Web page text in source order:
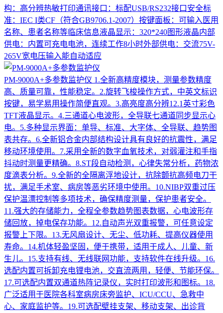
构：高分辨热敏打印通讯接口：标配USB/RS232接口安全标
准：IEC I类CF（符合GB9706.1-2007）按键面板：可输入医用
名称、患者名称等临床信息液晶显示：320*240图形液晶内部
供电：内置可充电电池，连续工作8小时外部供电：交流75V-
265V宽电压输入能自动适应
PM-9000A+多参数监护仪 1.全新高精度模块，测量参数精度
高、质量可靠，性能稳定。2.旋转飞梭操作方式，中英文标识
按键，易学易用操作简便直观。3.高亮度高分辨12.1英寸彩色
TFT液晶显示。4.三通道心电波形，全导联七通道同步显示心
电。5.多种显示界面：单导、标准、大字体、全导联、趋势图
表共存。6.全新铝合金内部结构设计具有良好的抗震性，满足
移动环境使用。7.采用全新的数字血氧技术，对弱灌注和手指
抖动时测量更精确。8.ST段自动检测，心律失常分析，药物浓
度滴表分析。9.全新的全隔离浮地设计，抗除颤抗高频电刀干
扰，满足手术室、病房等恶劣环境中使用。10.NIBP双重过压
保护温漂控制等多项技术，确保精度测量，保护患者安全。
11.强大的存储能力，全程全参数趋势图表数据，心电波形存
储回放，掉电保存功能。12.自动声光双重报警，可任意设定
报警上下限。13.无风扇设计、无尘、低功耗、提高仪器使用
寿命。14.机体轻盈坚固，便于携带，适用于成人、儿童、新
生儿。15.支持有线、无线联网功能，支持软件在线升级。16.
选配内置可拆卸充电锂电池，交直流两用，轻便、节能环保。
17.可选配内置双通道热阵记录仪，实时打印波形和图标。18.
广泛适用于医院各科室病房床旁监护、ICU/CCU、急救中
心、家庭监护等。19.可选配壁挂支架、移动支架、出诊背